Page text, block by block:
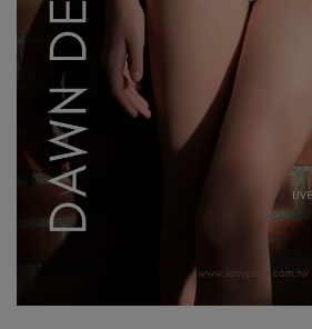
7、8月滿千折百23
7、8月滿千折百24
7、8月滿千折百25
優惠加購
浪漫疊加｜全館滿4000贈貓耳眼罩組